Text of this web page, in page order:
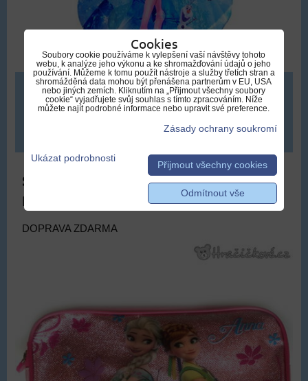
359 Kč
Školní penál Ledové království Frozen |
Penál s Elzou a Annou
DOPRAVA ZDARMA
Cookies
Soubory cookie používáme k vylepšení vaší návštěvy tohoto
webu, k analýze jeho výkonu a ke shromažďování údajů o jeho
používání. Můžeme k tomu použít nástroje a služby třetích stran a
shromážděná data mohou být přenášena partnerům v EU, USA
nebo jiných zemích. Kliknutím na „Přijmout všechny soubory
cookie“ vyjadřujete svůj souhlas s tímto zpracováním. Níže
můžete najít podrobné informace nebo upravit své preference.
Zásady ochrany soukromí
Ukázat podrobnosti
Přijmout všechny cookies
Odmítnout vše